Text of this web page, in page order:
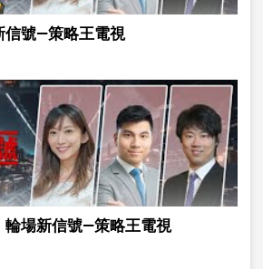
信號—策略王電視
輪場新信號—策略王電視